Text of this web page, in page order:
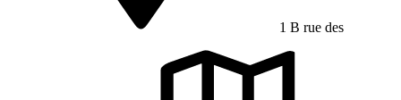
1 B rue des